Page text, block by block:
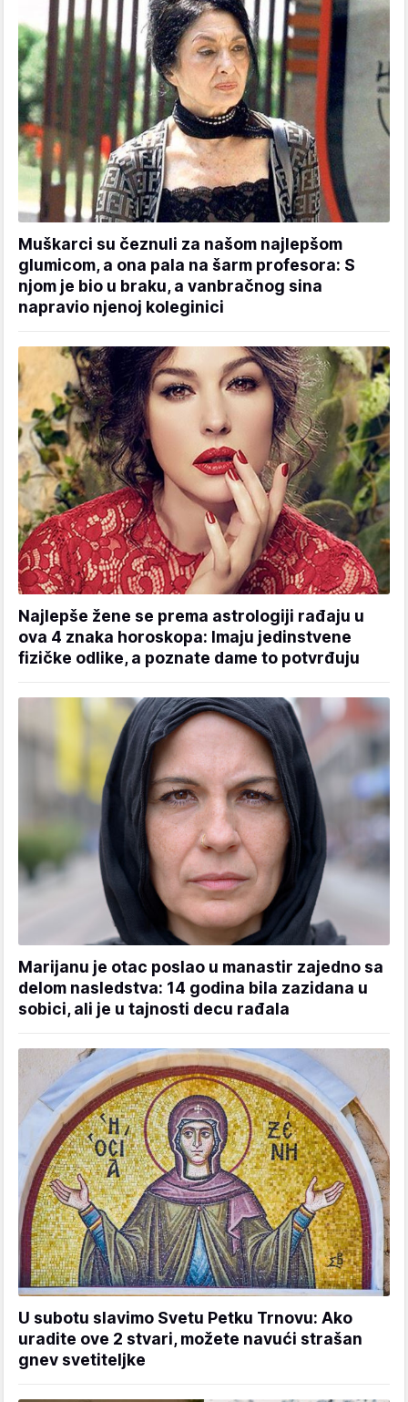
Muškarci su čeznuli za našom najlepšom
glumicom, a ona pala na šarm profesora: S
njom je bio u braku, a vanbračnog sina
napravio njenoj koleginici
Najlepše žene se prema astrologiji rađaju u
ova 4 znaka horoskopa: Imaju jedinstvene
fizičke odlike, a poznate dame to potvrđuju
Marijanu je otac poslao u manastir zajedno sa
delom nasledstva: 14 godina bila zazidana u
sobici, ali je u tajnosti decu rađala
U subotu slavimo Svetu Petku Trnovu: Ako
uradite ove 2 stvari, možete navući strašan
gnev svetiteljke